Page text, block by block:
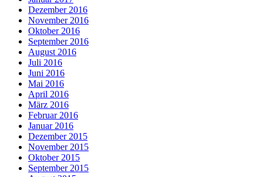
Dezember 2016
November 2016
Oktober 2016
September 2016
August 2016
Juli 2016
Juni 2016
Mai 2016
April 2016
März 2016
Februar 2016
Januar 2016
Dezember 2015
November 2015
Oktober 2015
September 2015